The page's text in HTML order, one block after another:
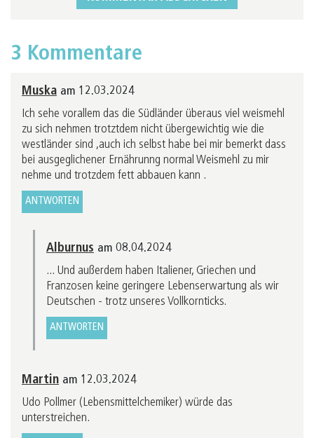
3 Kommentare
Muska am 12.03.2024
Ich sehe vorallem das die Südländer überaus viel weismehl
zu sich nehmen trotztdem nicht übergewichtig wie die
westländer sind ,auch ich selbst habe bei mir bemerkt dass
bei ausgeglichener Ernährunng normal Weismehl zu mir
nehme und trotzdem fett abbauen kann .
ANTWORTEN
Alburnus am 08.04.2024
... Und außerdem haben Italiener, Griechen und
Franzosen keine geringere Lebenserwartung als wir
Deutschen - trotz unseres Vollkornticks.
ANTWORTEN
Martin am 12.03.2024
Udo Pollmer (Lebensmittelchemiker) würde das
unterstreichen.